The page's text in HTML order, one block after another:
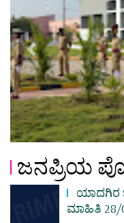
Previous
ಜನಪ್ರಿಯ
ಯಾದಗಿರ
ಮಾಹಿತಿ 28/